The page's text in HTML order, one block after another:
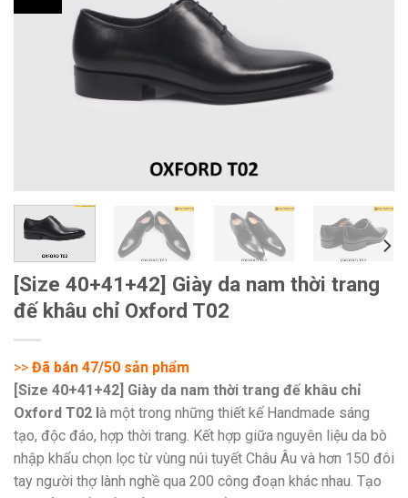
[Size 40+41+42] Giày da nam thời trang
đế khâu chỉ Oxford T02
>> Đã bán 47/50 sản phẩm
[Size 40+41+42] Giày da nam thời trang đế khâu chỉ
Oxford T02 l à một trong những thiết kế Handmade sáng
tạo, độc đáo, hợp thời trang. Kết hợp giữa nguyên liệu da bò
nhập khẩu chọn lọc từ vùng núi tuyết Châu Âu và hơn 150 đôi
tay người thợ lành nghề qua 200 công đoạn khác nhau. Tạo